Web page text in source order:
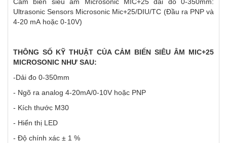
Ultrasonic Sensors Microsonic Mic+25/DIU/TC (Đầu ra PNP và
4-20 mA hoặc 0-10V)
THÔNG SỐ KỸ THUẬT CỦA CẢM BIẾN SIÊU ÂM MIC+25
MICROSONIC NHƯ SAU:
-Dải đo 0-350mm
- Ngõ ra analog 4-20mA/0-10V hoặc PNP
- Kích thước M30
- Hiển thị LED
- Độ chính xác ± 1 %